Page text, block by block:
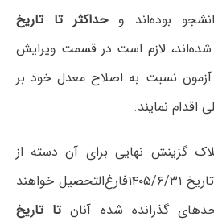
بوده‌اند وحداکثر تا تاریخ
شده‌اند، لازم است در قسمت ویرایش
نسبت به اصلاح معدل خود بر
نمایند.
گزینش نهایی برای آن دسته از
متقاضیانی که حداکثر تا تاریخ ۱۴۰۵/۶/۳۱فارغ‌التحصیل خواهند
گذرانده شده آنانتا تاریخ